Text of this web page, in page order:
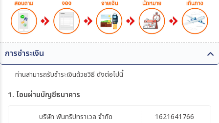
การชำระเงิน
ท่านสามารถรับชำระเงินด้วยวิธี ดังต่อไปนี้
1. โอนผ่านบัญชีธนาคาร
บริษัท พันทริปทราเวล จำกัด
1621641766